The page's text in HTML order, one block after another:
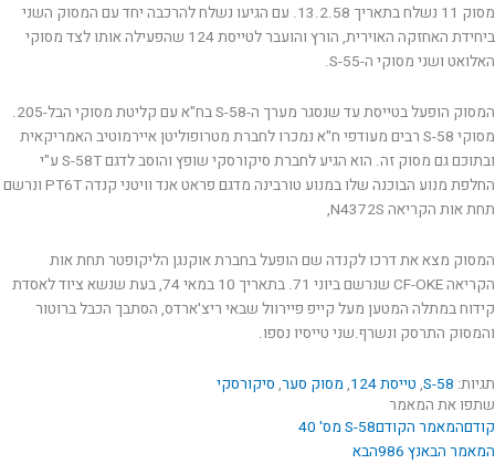
מסוק 11 נשלח בתאריך 13.2.58. עם הגיעו נשלח להרכבה יחד עם המסוק השני
ביחידת האחזקה האוירית, הורץ והועבר לטייסת 124 שהפעילה אותו לצד מסוקי
האלואט ושני מסוקי ה-S-55.
המסוק הופעל בטייסת עד שנסגר מערך ה-S-58 בח"א עם קליטת מסוקי הבל-205.
מסוקי S-58 רבים מעודפי ח"א נמכרו לחברת מטרופוליטן איירמוטיב האמריקאית
ובתוכם גם מסוק זה. הוא הגיע לחברת סיקורסקי שופץ והוסב לדגם S-58T ע"י
החלפת מנוע הבוכנה שלו במנוע טורבינה מדגם פראט אנד וויטני קנדה PT6T ונרשם
תחת אות הקריאה N4372S,
המסוק מצא את דרכו לקנדה שם הופעל בחברת אוקנגן הליקופטר תחת אות
הקריאה CF-OKE שנרשם ביוני 71. בתאריך 10 במאי 74, בעת שנשא ציוד לאסדת
קידוח במתלה המטען מעל קייפ פיירוול שבאי ריצ'ארדס, הסתבך הכבל ברוטור
והמסוק התרסק ונשרף.שני טייסיו נספו.
תגיות: S-58
, טייסת 124 , מסוק סער, סיקורסקי
שתפו את המאמר
קודםהמאמר הקודםS-58 מס' 40
המאמר הבאנץ 986
הבא